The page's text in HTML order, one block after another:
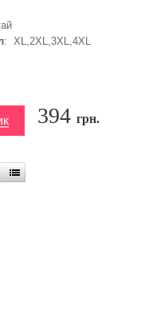
: XL,2XL,3XL,4XL
394 грн.